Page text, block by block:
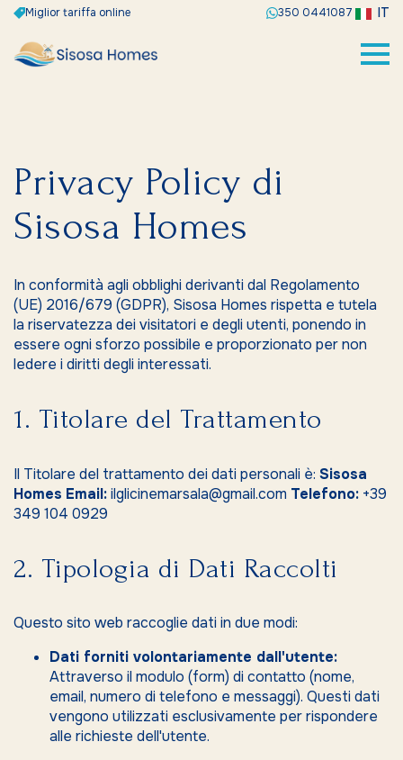
Miglior tariffa online 350 0441087 IT
Privacy Policy di
Sisosa Homes
In conformità agli obblighi derivanti dal Regolamento
(UE) 2016/679 (GDPR), Sisosa Homes rispetta e tutela
la riservatezza dei visitatori e degli utenti, ponendo in
essere ogni sforzo possibile e proporzionato per non
ledere i diritti degli interessati.
1. Titolare del Trattamento
Il Titolare del trattamento dei dati personali è: Sisosa
Homes Email:ilglicinemarsala@gmail.com Telefono: +39
349 104 0929
2. Tipologia di Dati Raccolti
Questo sito web raccoglie dati in due modi:
Dati forniti volontariamente dall'utente:
Attraverso il modulo (form) di contatto (nome,
email, numero di telefono e messaggi). Questi dati
vengono utilizzati esclusivamente per rispondere
alle richieste dell'utente.